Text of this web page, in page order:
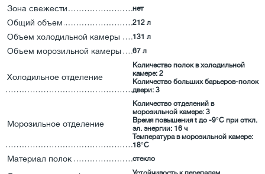
Зона свежести нет
Общий объем 212 л
Объем холодильной камеры 131 л
Объем морозильной камеры 67 л
Холодильное отделение
Количество полок в холодильной
камере: 2
Количество больших барьеров-полок
двери: 3
Морозильное отделение
Количество отделений в
морозильной камере: 3
Время повышения t до -9°C при откл.
эл. энергии: 16 ч
Температура в морозильной камере:
18°C
Материал полок стекло